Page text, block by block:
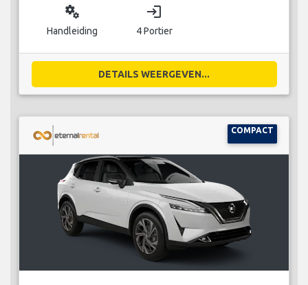
miscellaneous_services
Handleiding
login
4 Portier
DETAILS WEERGEVEN...
COMPACT